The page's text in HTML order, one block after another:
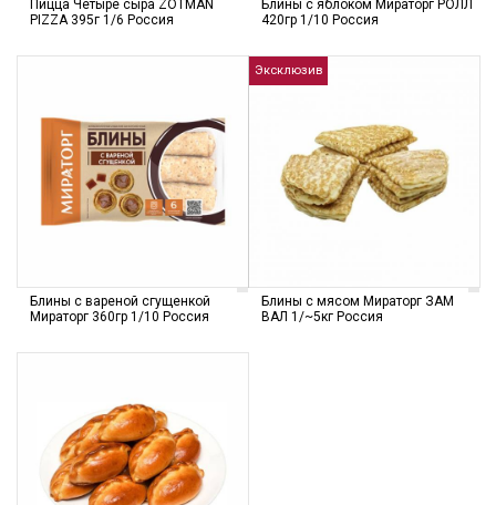
Пицца Четыре сыра ZOTMAN
PIZZA 395г 1/6 Россия
Блины с яблоком Мираторг РОЛЛ
420гр 1/10 Россия
Блины с вареной сгущенкой
Мираторг 360гр 1/10 Россия
Эксклюзив
Блины с мясом Мираторг ЗАМ
ВАЛ 1/~5кг Россия